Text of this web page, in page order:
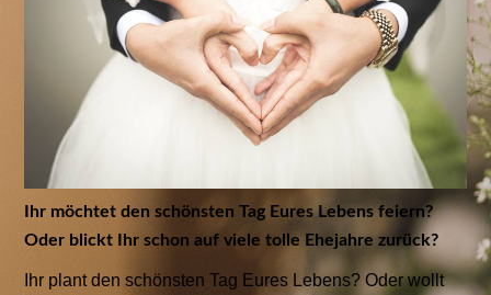
Ihr möchtet den schönsten Tag Eures Lebens feiern?
Oder blickt Ihr schon auf viele tolle Ehejahre zurück?
Ihr plant den schönsten Tag Eures Lebens? Oder wollt